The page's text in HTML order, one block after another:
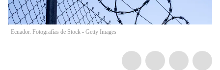
Ecuador. Fotografías de Stock - Getty Images